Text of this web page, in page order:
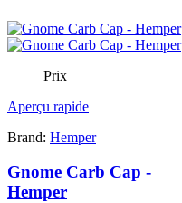
Prix
Aperçu rapide
Brand: Hemper
Gnome Carb Cap -
Hemper